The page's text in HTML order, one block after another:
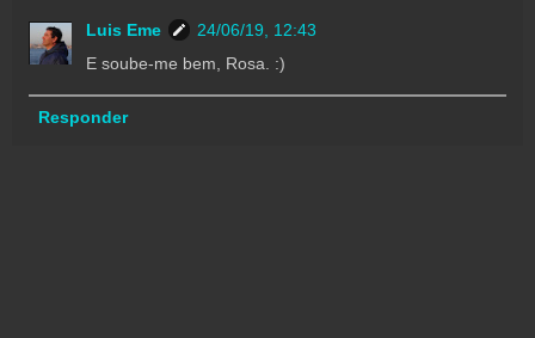
Luis Eme
24/06/19, 12:43
E soube-me bem, Rosa. :)
Responder